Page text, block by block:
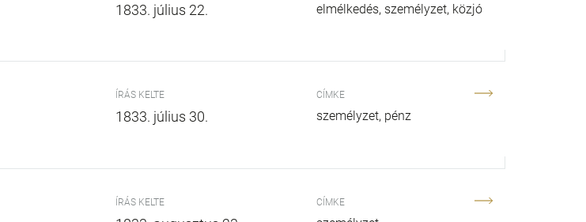
1833. július 22. elmélkedés személyzet közjó
ÍRÁS KELTE
1833. július 30.
CÍMKE
személyzet pénz
ÍRÁS KELTE CÍMKE